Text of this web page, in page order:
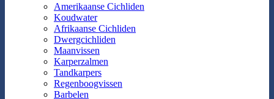
Amerikaanse Cichliden
Koudwater
Afrikaanse Cichliden
Dwergcichliden
Maanvissen
Karperzalmen
Tandkarpers
Regenboogvissen
Barbelen